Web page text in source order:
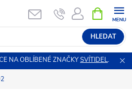
HLEDAT
NÁKUPNÍ
KOŠÍK
NA OBLÍBENÉ ZNAČKYSVÍTIDEL.